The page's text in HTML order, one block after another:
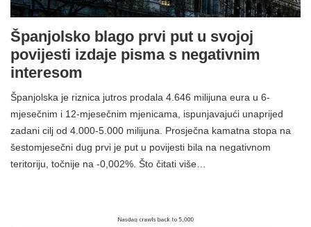
Španjolsko blago prvi put u svojoj
povijesti izdaje pisma s negativnim
interesom
Španjolska je riznica jutros prodala 4.646 milijuna eura u 6-
mjesečnim i 12-mjesečnim mjenicama, ispunjavajući unaprijed
zadani cilj od 4.000-5.000 milijuna. Prosječna kamatna stopa na
šestomjesečni dug prvi je put u povijesti bila na negativnom
teritoriju, točnije na -0,002%. Što čitati više…